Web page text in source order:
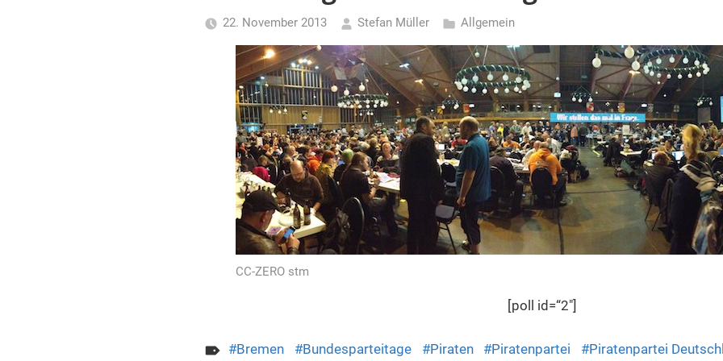
22. November 2013 Stefan Müller Allgemein
CC-ZERO stm
[poll id=“2″]
Bremen Bundesparteitage Piraten Piratenpartei Piratenpartei